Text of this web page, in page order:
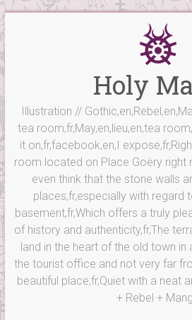
Skip
content
Holy
Illustration //
tea room,fr,May,en,lieu,en,tea
it on,fr,facebook,en,I
room located on Place Goëry right
even think that the stone walls
places,fr,especially with regard
basement,fr,Which offers a truly
of history and authenticity,fr,The
land in the heart of the old town
the tourist office and not very far
beautiful place,fr,Quiet with a neat
+ Rebel +